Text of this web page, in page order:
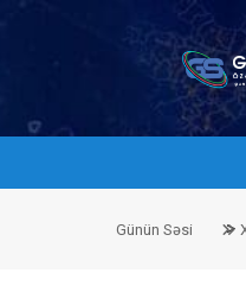
Günün Səsi >
19 İyul 2016